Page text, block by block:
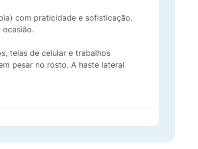
com praticidade e sofisticação.
telas de celular e trabalhos
pesar no rosto. A haste lateral